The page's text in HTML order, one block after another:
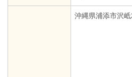
沖縄県浦添市沢